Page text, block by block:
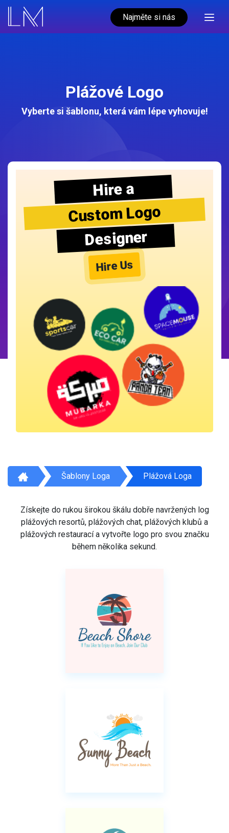
Najměte si nás
Plážové Logo
Vyberte si šablonu, která vám lépe vyhovuje!
Hire a
Custom Logo
Designer
Hire Us
Šablony Loga Plážová Loga
Získejte do rukou širokou škálu dobře navržených log
plážových resortů, plážových chat, plážových klubů a
plážových restaurací a vytvořte logo pro svou značku
během několika sekund.